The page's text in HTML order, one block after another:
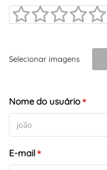
Selecionar imagens
Nome do usuário*
E-mail*